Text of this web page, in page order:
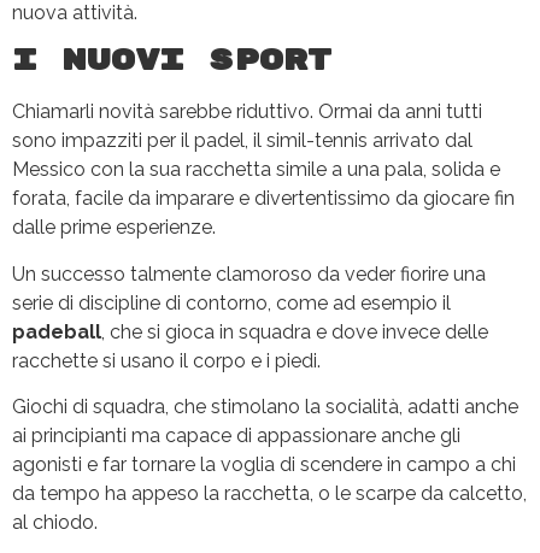
nuova attività.
I nuovi sport
Chiamarli novità sarebbe riduttivo. Ormai da anni tutti
sono impazziti per il padel, il simil-tennis arrivato dal
Messico con la sua racchetta simile a una pala, solida e
forata, facile da imparare e divertentissimo da giocare fin
dalle prime esperienze.
Un successo talmente clamoroso da veder fiorire una
serie di discipline di contorno, come ad esempio il
padeball , che si gioca in squadra e dove invece delle
racchette si usano il corpo e i piedi.
Giochi di squadra, che stimolano la socialità, adatti anche
ai principianti ma capace di appassionare anche gli
agonisti e far tornare la voglia di scendere in campo a chi
da tempo ha appeso la racchetta, o le scarpe da calcetto,
al chiodo.